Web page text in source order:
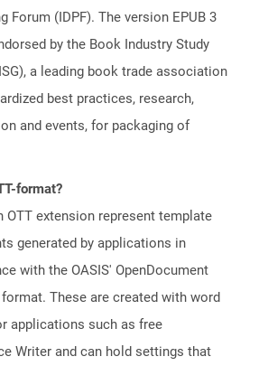
Forum (IDPF). The version EPUB 3
by the Book Industry Study
a leading book trade association
best practices, research,
and events, for packaging of
format?
OTT extension represent template
generated by applications in
with the OASIS' OpenDocument
These are created with word
applications such as free
Writer and can hold settings that